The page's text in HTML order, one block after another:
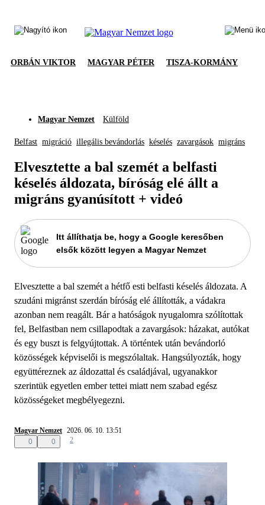
ORBÁN VIKTOR MAGYAR PÉTER TISZA-KORMÁNY
Magyar Nemzet Külföld
Belfast migráció illegális bevándorlás késelés zavargások migráns
Elvesztette a bal szemét a belfasti
késelés áldozata, bíróság elé állt a
migráns gyanúsított + videó
Itt állíthatja be, hogy a Google keresőben
elsők között legyen a Magyar Nemzet
Elvesztette a bal szemét a hétfő esti belfasti késelés áldozata. A
szudáni migránst szerdán bíróság elé állították, a vádakra
azonban nem reagált. Bár a hatóságok nyugalomra szólítottak
fel, Belfastban nem csillapodtak a zavargások: házakat, autókat
és egy buszt is felgyújtottak. A történtek után bevándorló
közösségek képviselői is megszólaltak. Hangsúlyozták, hogy
együttéreznek az áldozattal és családjával, ugyanakkor
szerintük egyetlen ember tettei miatt nem szabad egész
közösségeket megbélyegezni.
Magyar Nemzet 2026. 06. 10. 13:51
0
0 2